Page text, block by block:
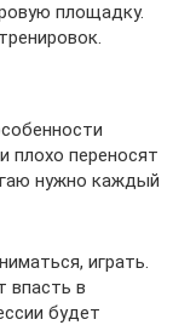
площадку.
плохо переносят
нужно каждый
играть.
впасть в
будет